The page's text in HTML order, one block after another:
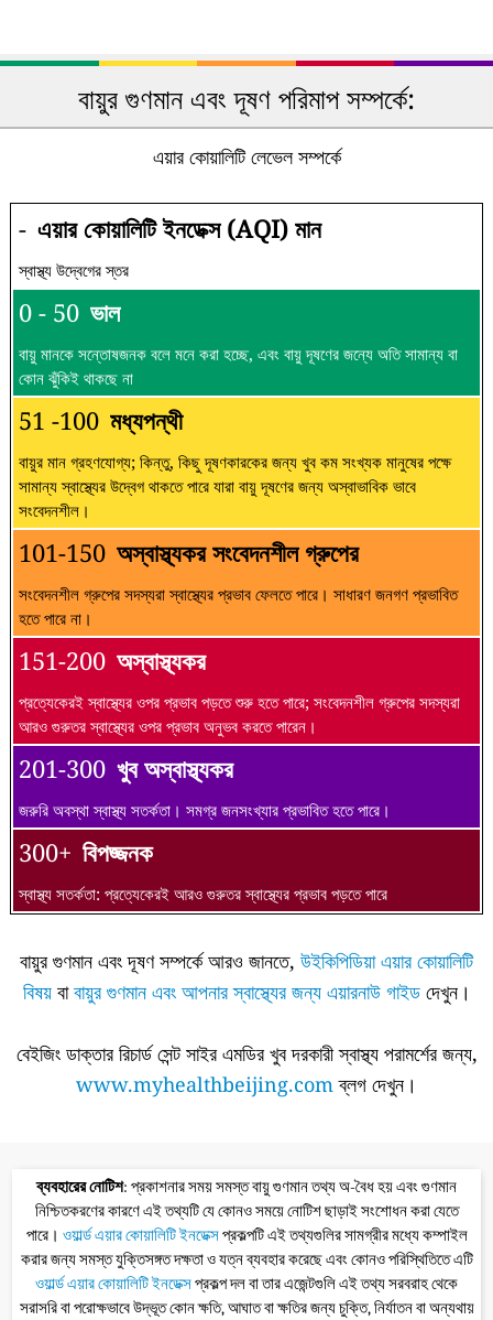
বায়ুর গুণমান এবং দূষণ পরিমাপ সম্পর্কে:
এয়ার কোয়ালিটি লেভেল সম্পর্কে
- এয়ার কোয়ালিটি ইনডেক্স (AQI) মান
স্বাস্থ্য উদ্বেগের স্তর
0 - 50 ভাল
বায়ু মানকে সন্তোষজনক বলে মনে করা হচ্ছে, এবং বায়ু দূষণের জন্যে অতি সামান্য বা
কোন ঝুঁকিই থাকছে না
51 -100 মধ্যপন্থী
বায়ুর মান গ্রহণযোগ্য; কিন্তু, কিছু দূষণকারকের জন্য খুব কম সংখ্যক মানুষের পক্ষে
সামান্য স্বাস্থ্যের উদ্বেগ থাকতে পারে যারা বায়ু দূষণের জন্য অস্বাভাবিক ভাবে
সংবেদনশীল।
101-150 অস্বাস্থ্যকর সংবেদনশীল গ্রুপের
সংবেদনশীল গ্রুপের সদস্যরা স্বাস্থ্যের প্রভাব ফেলতে পারে। সাধারণ জনগণ প্রভাবিত
হতে পারে না।
151-200 অস্বাস্থ্যকর
প্রত্যেকেরই স্বাস্থ্যের ওপর প্রভাব পড়তে শুরু হতে পারে; সংবেদনশীল গ্রুপের সদস্যরা
আরও গুরুতর স্বাস্থ্যের ওপর প্রভাব অনুভব করতে পারেন।
201-300 খুব অস্বাস্থ্যকর
জরুরি অবস্থা স্বাস্থ্য সতর্কতা। সমগ্র জনসংখ্যার প্রভাবিত হতে পারে।
300+ বিপজ্জনক
স্বাস্থ্য সতর্কতা: প্রত্যেকেরই আরও গুরুতর স্বাস্থ্যের প্রভাব পড়তে পারে
বায়ুর গুণমান এবং দূষণ সম্পর্কে আরও জানতে, উইকিপিডিয়া এয়ার কোয়ালিটি
বিষয়বাবায়ুর গুণমান এবং আপনার স্বাস্থ্যের জন্য এয়ারনাউ গাইডদেখুন।
বেইজিং ডাক্তার রিচার্ড সেন্ট সাইর এমডির খুব দরকারী স্বাস্থ্য পরামর্শের জন্য,
www.myhealthbeijing.comব্লগ দেখুন।
ব্যবহারের নোটিশ: প্রকাশনার সময় সমস্ত বায়ু গুণমান তথ্য অ-বৈধ হয় এবং গুণমান
নিশ্চিতকরণের কারণে এই তথ্যটি যে কোনও সময়ে নোটিশ ছাড়াই সংশোধন করা যেতে
পারে। ওয়ার্ল্ড এয়ার কোয়ালিটি ইনডেক্সপ্রকল্পটি এই তথ্যগুলির সামগ্রীর মধ্যে কম্পাইল
করার জন্য সমস্ত যুক্তিসঙ্গত দক্ষতা ও যত্ন ব্যবহার করেছে এবং কোনও পরিস্থিতিতে এটি
ওয়ার্ল্ড এয়ার কোয়ালিটি ইনডেক্সপ্রকল্প দল বা তার এজেন্টগুলি এই তথ্য সরবরাহ থেকে
সরাসরি বা পরোক্ষভাবে উদ্ভূত কোন ক্ষতি, আঘাত বা ক্ষতির জন্য চুক্তি, নির্যাতন বা অন্যথায়